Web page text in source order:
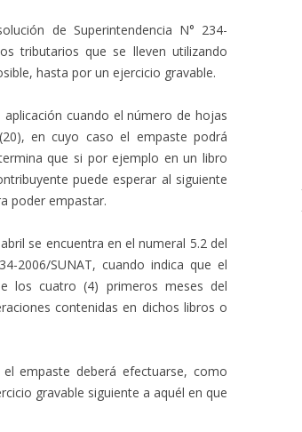
de Superintendencia N° 234-
tributarios que se lleven utilizando
hasta por un ejercicio gravable.
cuando el número de hojas
en cuyo caso el empaste podrá
que si por ejemplo en un libro
puede esperar al siguiente
poder empastar.
se encuentra en el numeral 5.2 del
2006/SUNAT, cuando indica que el
los cuatro (4) primeros meses del
contenidas en dichos libros o
empaste deberá efectuarse, como
gravable siguiente a aquél en que